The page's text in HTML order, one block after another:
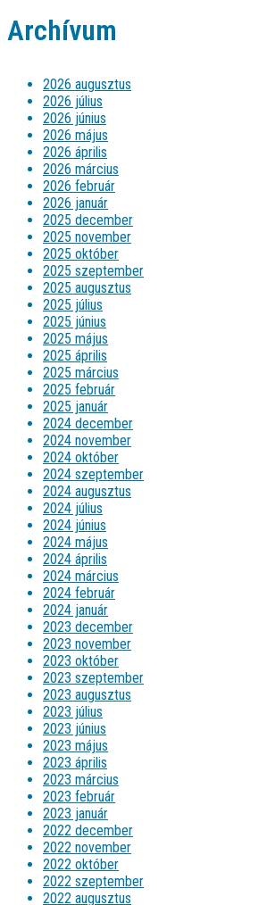
Archívum
2026 augusztus
2026 július
2026 június
2026 május
2026 április
2026 március
2026 február
2026 január
2025 december
2025 november
2025 október
2025 szeptember
2025 augusztus
2025 július
2025 június
2025 május
2025 április
2025 március
2025 február
2025 január
2024 december
2024 november
2024 október
2024 szeptember
2024 augusztus
2024 július
2024 június
2024 május
2024 április
2024 március
2024 február
2024 január
2023 december
2023 november
2023 október
2023 szeptember
2023 augusztus
2023 július
2023 június
2023 május
2023 április
2023 március
2023 február
2023 január
2022 december
2022 november
2022 október
2022 szeptember
2022 augusztus